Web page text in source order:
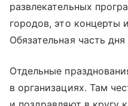
развлекательных
городов, это концерты
Обязательная часть
Отдельные
в организациях. Там